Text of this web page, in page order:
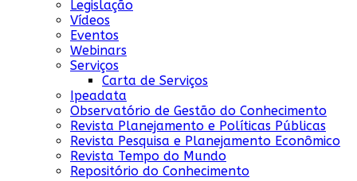
Legislação
Vídeos
Eventos
Webinars
Serviços
Carta de Serviços
Ipeadata
Observatório de Gestão do Conhecimento
Revista Planejamento e Políticas Públicas
Revista Pesquisa e Planejamento Econômico
Revista Tempo do Mundo
Repositório do Conhecimento